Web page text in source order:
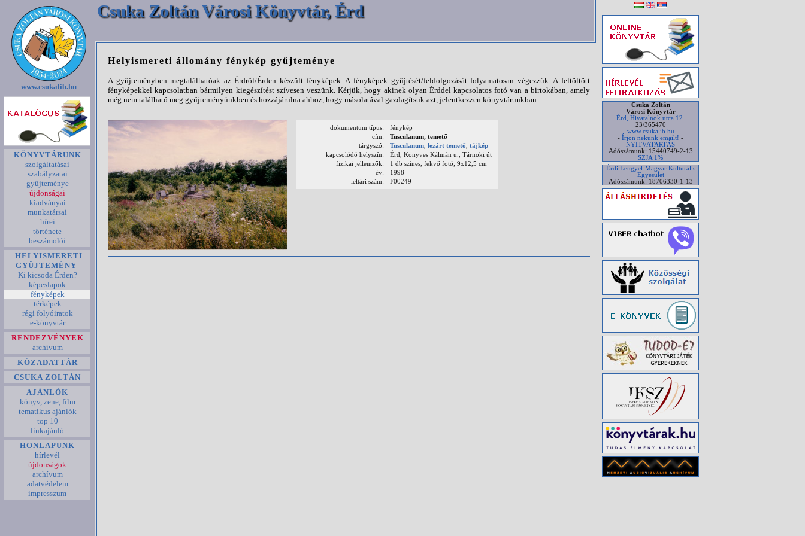
Csuka Zoltán Városi Könyvtár, Érd
www.csukalib.hu
KÖNYVTÁRUNK
szolgáltatásai
szabályzatai
gyűjteménye
újdonságai
kiadványai
munkatársai
hírei
története
beszámolói
HELYISMERETI
GYŰJTEMÉNY
Ki kicsoda Érden?
képeslapok
fényképek
térképek
régi folyóiratok
e-könyvtár
RENDEZVÉNYEK
archívum
KÖZADATTÁR
CSUKA ZOLTÁN
AJÁNLÓK
könyv, zene, film
tematikus ajánlók
top 10
linkajánló
HONLAPUNK
hírlevél
újdonságok
archívum
adatvédelem
impresszum
Helyismereti állomány fénykép gyűjteménye
A gyűjteményben megtalálhatóak az Érdről/Érden készült fényképek. A fényképek gyűjtését/feldolgozását folyamatosan végezzük. A feltöltött
fényképekkel kapcsolatban bármilyen kiegészítést szívesen veszünk. Kérjük, hogy akinek olyan Érddel kapcsolatos fotó van a birtokában, amely
még nem található meg gyűjteményünkben és hozzájárulna ahhoz, hogy másolatával gazdagítsuk azt, jelentkezzen könyvtárunkban.
dokumentum típus:
fénykép
cím:
Tusculanum, temető
tárgyszó:
Tusculanum lezárt temető
tájkép
kapcsolódó helyszín:
Érd, Könyves Kálmán u., Tárnoki út
fizikai jellemzők:
1 db színes, fekvő fotó; 9x12,5 cm
év:
1998
leltári szám:
F00249
Csuka Zoltán
Városi Könyvtár
Érd, Hivatalnok utca 12.
23/365470
- www.csukalib.hu -
- Írjon nekünk emailt! -
NYITVATARTÁS
Adószámunk: 15440749-2-13
SZJA 1%
Érdi Lengyel-Magyar Kulturális
Egyesület
Adószámunk: 18706330-1-13